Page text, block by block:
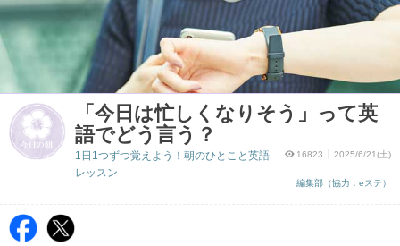
「今日は忙しくなりそう」って英
語でどう言う？
16823 2025/6/21(土)
編集部（協力：eステ）
1日1つずつ覚えよう！朝のひとこと英語
レッスン